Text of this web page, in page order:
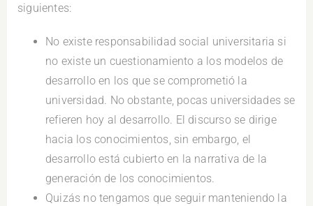
siguientes:
No existe responsabilidad social universitaria si
no existe un cuestionamiento a los modelos de
desarrollo en los que se comprometió la
universidad. No obstante, pocas universidades se
refieren hoy al desarrollo. El discurso se dirige
hacia los conocimientos, sin embargo, el
desarrollo está cubierto en la narrativa de la
generación de los conocimientos.
Quizás no tengamos que seguir manteniendo la